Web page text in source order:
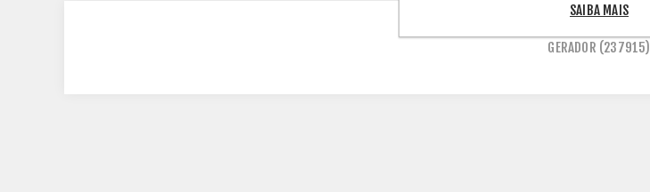
GERADOR (237915)
SAIBA MAIS